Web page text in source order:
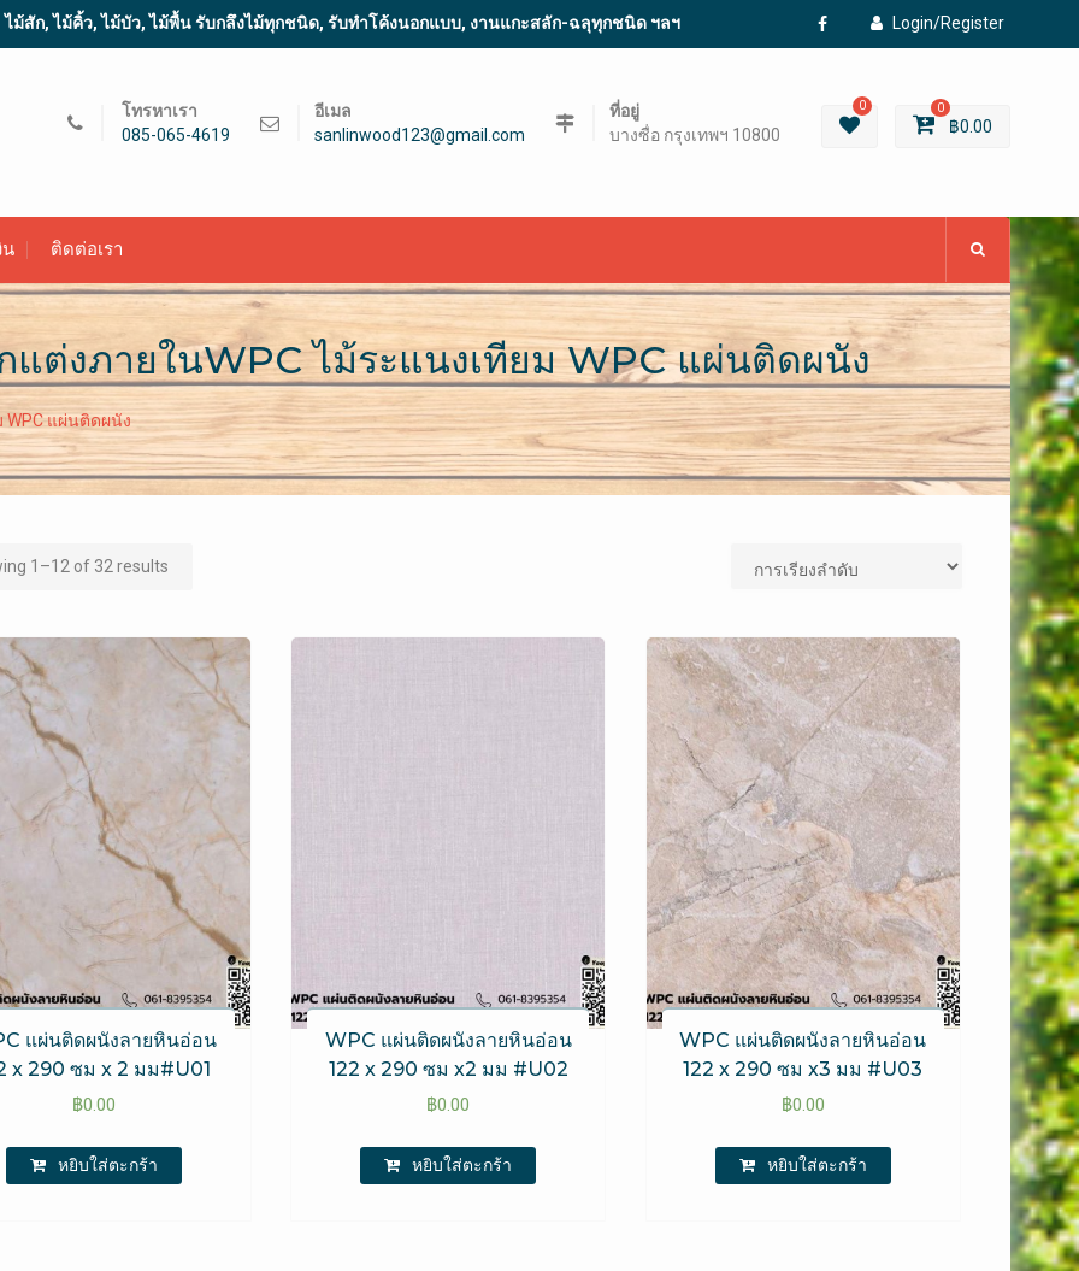
ม้สัก, ไม้คิ้ว, ไม้บัว, ไม้พื้น รับกลึงไม้ทุกชนิด, รับทำโค้งนอกแบบ, งานแกะสลัก-ฉลุทุกชนิด ฯลฯ
Login/Register
Facebook
โทรหาเรา
085-065-4619
อีเมล
sanlinwood123@gmail.com
ที่อยู่
บางซื่อ กรุงเทพฯ 10800
0 0
฿0.00
น ติดต่อเรา
ต่งภายในWPC ไม้ระแนงเทียม WPC แผ่นติดผนัง
WPC แผ่นติดผนัง
1–12 of 32 results
แผ่นติดผนังลายหินอ่อน
x 290 ซม x 2 มม#U01
฿0.00
หยิบใส่ตะกร้า
WPC แผ่นติดผนังลายหินอ่อน
122 x 290 ซม x2 มม #U02
฿0.00
หยิบใส่ตะกร้า
WPC แผ่นติดผนังลายหินอ่อน
122 x 290 ซม x3 มม #U03
฿0.00
หยิบใส่ตะกร้า